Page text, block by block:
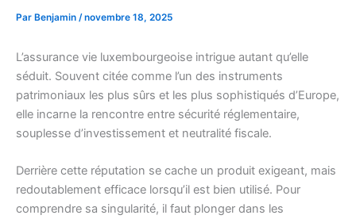
Par Benjamin /novembre 18, 2025
L’assurance vie luxembourgeoise intrigue autant qu’elle
séduit. Souvent citée comme l’un des instruments
patrimoniaux les plus sûrs et les plus sophistiqués d’Europe,
elle incarne la rencontre entre sécurité réglementaire,
souplesse d’investissement et neutralité fiscale.
Derrière cette réputation se cache un produit exigeant, mais
redoutablement efficace lorsqu’il est bien utilisé. Pour
comprendre sa singularité, il faut plonger dans les